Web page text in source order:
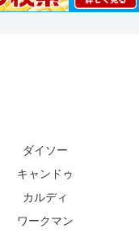
ダイソー
キャンドゥ
カルディ
ワークマン